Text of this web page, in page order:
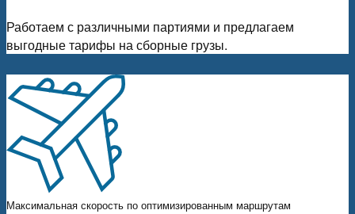
Работаем с различными партиями и предлагаем
выгодные тарифы на сборные грузы.
Максимальная скорость по оптимизированным маршрутам